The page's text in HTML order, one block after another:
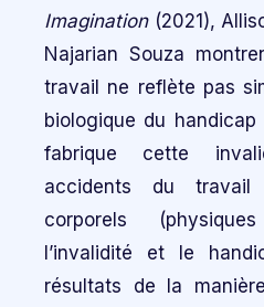
Imagination(2021),
Najarian Souza
travail ne reflète pas
biologique du handicap
fabrique cette
accidents du
corporels
l’invalidité et le
résultats de la